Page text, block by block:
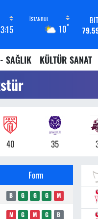
10°
SAĞLIK KÜLTÜR SANAT
40 35
Form
B G G G M
M G M G B